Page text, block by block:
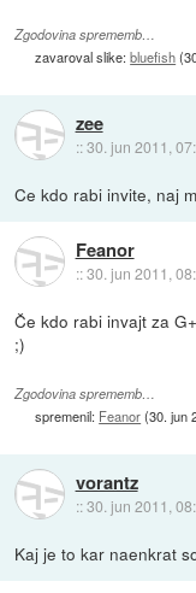
Zgodovina sprememb…
zavaroval slike:bluefish(
zee
::30. jun 2011,
Ce kdo rabi invite, naj
Feanor
::30. jun 2011,
Če kdo rabi invajt za
;)
Zgodovina sprememb…
spremenil: Feanor(30. jun
vorantz
::30. jun 2011,
Kaj je to kar naenkrat